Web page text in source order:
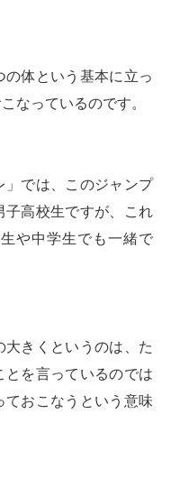
体という基本に立っ
なっているのです。
」では、このジャンプ
子高校生ですが、これ
や中学生でも一緒で
きくというのは、た
とを言っているのでは
ておこなうという意味